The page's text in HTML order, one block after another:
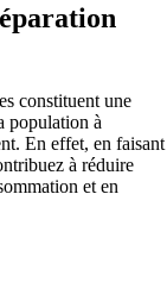
constituent une
population à
En effet, en faisant
à réduire
et en